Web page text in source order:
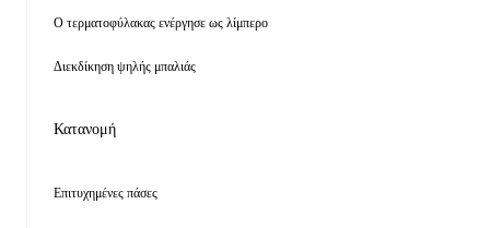
Ο τερματοφύλακας ενέργησε ως λίμπερο
Διεκδίκηση ψηλής μπαλιάς
Κατανομή
Επιτυχημένες πάσες